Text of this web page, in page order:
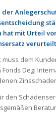
der
hat mit Urteil
muss dem
Fonds Degi
den